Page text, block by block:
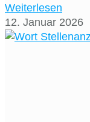
Weiterlesen
12. Januar 2026